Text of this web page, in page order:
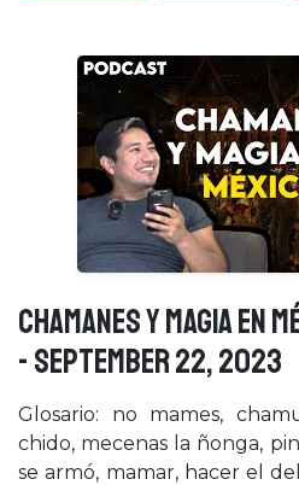
CHAMANES Y MAGIA EN
- September 22, 2023
Glosario: no mames,
chido, mecenas la ñonga,
se armó, mamar, hacer el